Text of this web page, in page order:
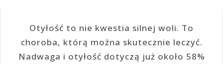
Otyłość to nie kwestia silnej woli. To
choroba, którą można skutecznie leczyć.
Nadwaga i otyłość dotyczą już około 58%